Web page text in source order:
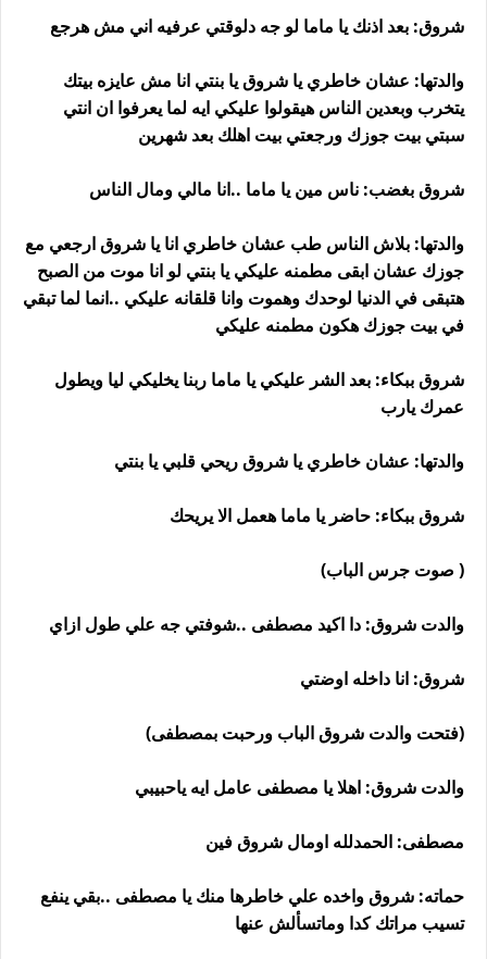
شروق: بعد اذنك يا ماما لو جه دلوقتي عرفيه اني مش هرجع
والدتها: عشان خاطري يا شروق يا بنتي انا مش عايزه بيتك
يتخرب وبعدين الناس هيقولوا عليكي ايه لما يعرفوا ان انتي
سبتي بيت جوزك ورجعتي بيت اهلك بعد شهرين
شروق بغضب: ناس مين يا ماما ..انا مالي ومال الناس
والدتها: بلاش الناس طب عشان خاطري انا يا شروق ارجعي مع
جوزك عشان ابقى مطمنه عليكي يا بنتي لو انا موت من الصبح
هتبقى في الدنيا لوحدك وهموت وانا قلقانه عليكي ..انما لما تبقي
في بيت جوزك هكون مطمنه عليكي
شروق ببكاء: بعد الشر عليكي يا ماما ربنا يخليكي ليا ويطول
عمرك يارب
والدتها: عشان خاطري يا شروق ريحي قلبي يا بنتي
شروق ببكاء: حاضر يا ماما هعمل الا يريحك
( صوت جرس الباب)
والدت شروق: دا اكيد مصطفى ..شوفتي جه علي طول ازاي
شروق: انا داخله اوضتي
(فتحت والدت شروق الباب ورحبت بمصطفى)
والدت شروق: اهلا يا مصطفى عامل ايه ياحبيبي
مصطفى: الحمدلله اومال شروق فين
حماته: شروق واخده علي خاطرها منك يا مصطفى ..بقي ينفع
تسيب مراتك كدا وماتسألش عنها